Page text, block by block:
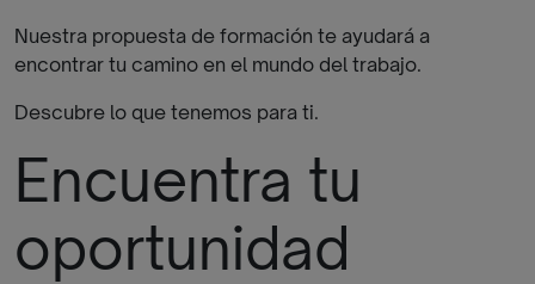
Nuestra propuesta de formación te ayudará a
encontrar tu camino en el mundo del trabajo.
Descubre lo que tenemos para ti.
Encuentra tu
oportunidad